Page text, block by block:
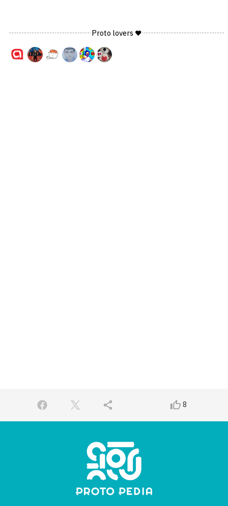
Proto lovers ♥
share thumb_up_alt8